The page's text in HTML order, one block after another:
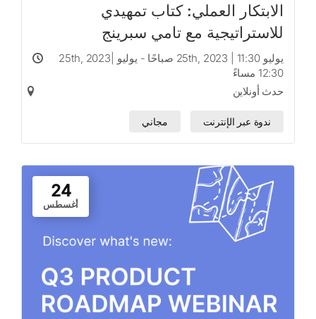
الابتكار العملي: كتاب تمهيدي
للاستراتيجية مع تامي سبرينج
يوليو 25th, 2023 | 11:30 صباحًا - يوليو 25th, 2023|
12:30 مساءً
حدث أونلاين
ندوة عبر الإنترنت مجاني
24
أغسطس